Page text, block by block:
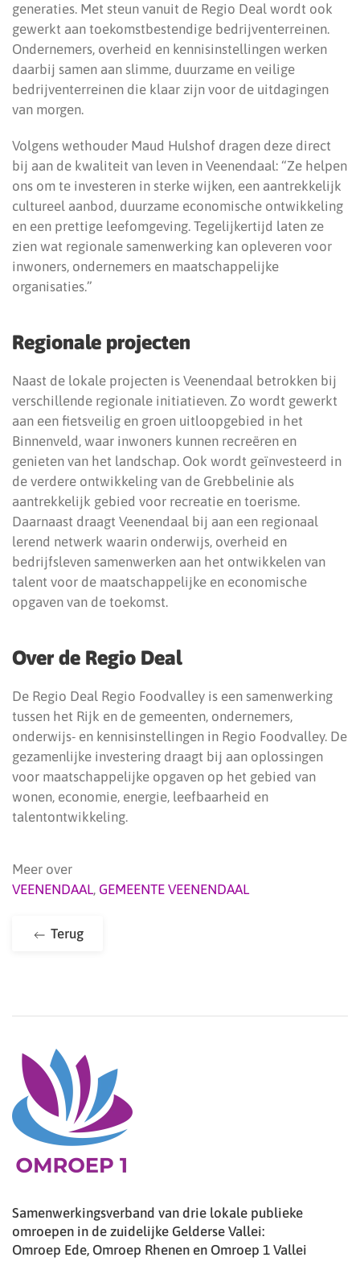
generaties. Met steun vanuit de Regio Deal wordt ook
gewerkt aan toekomstbestendige bedrijventerreinen.
Ondernemers, overheid en kennisinstellingen werken
daarbij samen aan slimme, duurzame en veilige
bedrijventerreinen die klaar zijn voor de uitdagingen
van morgen.
Volgens wethouder Maud Hulshof dragen deze direct
bij aan de kwaliteit van leven in Veenendaal: “Ze helpen
ons om te investeren in sterke wijken, een aantrekkelijk
cultureel aanbod, duurzame economische ontwikkeling
en een prettige leefomgeving. Tegelijkertijd laten ze
zien wat regionale samenwerking kan opleveren voor
inwoners, ondernemers en maatschappelijke
organisaties.”
Regionale projecten
Naast de lokale projecten is Veenendaal betrokken bij
verschillende regionale initiatieven. Zo wordt gewerkt
aan een fietsveilig en groen uitloopgebied in het
Binnenveld, waar inwoners kunnen recreëren en
genieten van het landschap. Ook wordt geïnvesteerd in
de verdere ontwikkeling van de Grebbelinie als
aantrekkelijk gebied voor recreatie en toerisme.
Daarnaast draagt Veenendaal bij aan een regionaal
lerend netwerk waarin onderwijs, overheid en
bedrijfsleven samenwerken aan het ontwikkelen van
talent voor de maatschappelijke en economische
opgaven van de toekomst.
Over de Regio Deal
De Regio Deal Regio Foodvalley is een samenwerking
tussen het Rijk en de gemeenten, ondernemers,
onderwijs- en kennisinstellingen in Regio Foodvalley. De
gezamenlijke investering draagt bij aan oplossingen
voor maatschappelijke opgaven op het gebied van
wonen, economie, energie, leefbaarheid en
talentontwikkeling.
Meer over
VEENENDAAL, GEMEENTE VEENENDAAL
Terug
Samenwerkingsverband van drie lokale publieke
omroepen in de zuidelijke Gelderse Vallei:
Omroep Ede, Omroep Rhenen en Omroep 1 Vallei